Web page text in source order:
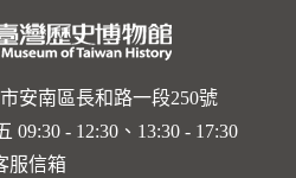
安南區長和路一段250號
09:30 - 12:30、13:30 - 17:30
服信箱